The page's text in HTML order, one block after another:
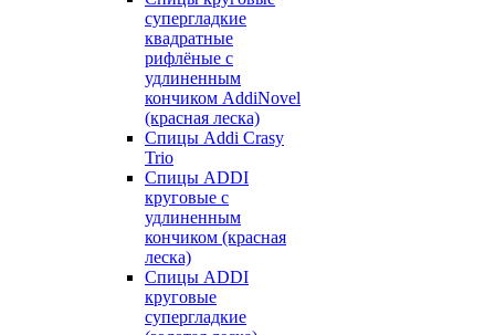
супергладкие
квадратные
рифлёные с
удлиненным
кончиком AddiNovel
(красная леска)
Спицы Addi Crasy
Trio
Спицы ADDI
круговые с
удлиненным
кончиком (красная
леска)
Спицы ADDI
круговые
супергладкие